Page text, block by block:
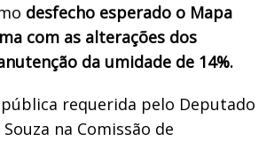
desfecho esperado o Mapa
com as alterações dos
da umidade de 14%.
pública requerida pelo Deputado
na Comissão de